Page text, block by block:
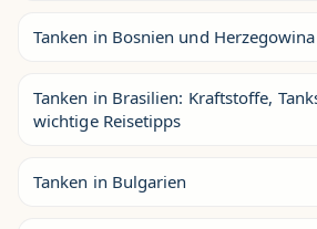
Tanken in Bosnien und Herzegowina
Tanken in Brasilien: Kraftstoffe,
wichtige Reisetipps
Tanken in Bulgarien